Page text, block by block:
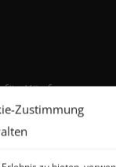
Zustimmung
für Käufer
für Verkäufer